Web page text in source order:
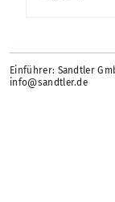
Einführer: Sandtler
info@sandtler.de